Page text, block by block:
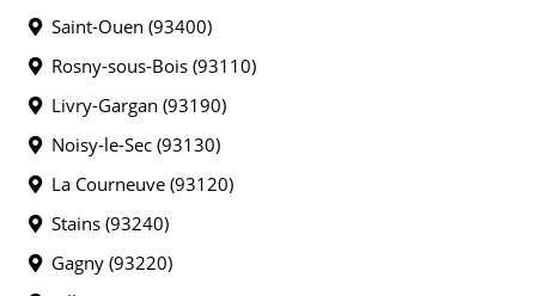
Saint-Ouen (93400)
Rosny-sous-Bois (93110)
Livry-Gargan (93190)
Noisy-le-Sec (93130)
La Courneuve (93120)
Stains (93240)
Gagny (93220)